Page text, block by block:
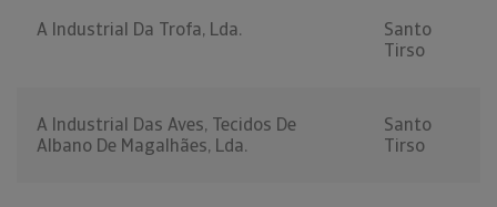
A Industrial Da Trofa, Lda.
Santo
Tirso
A Industrial Das Aves, Tecidos De
Albano De Magalhães, Lda.
Santo
Tirso